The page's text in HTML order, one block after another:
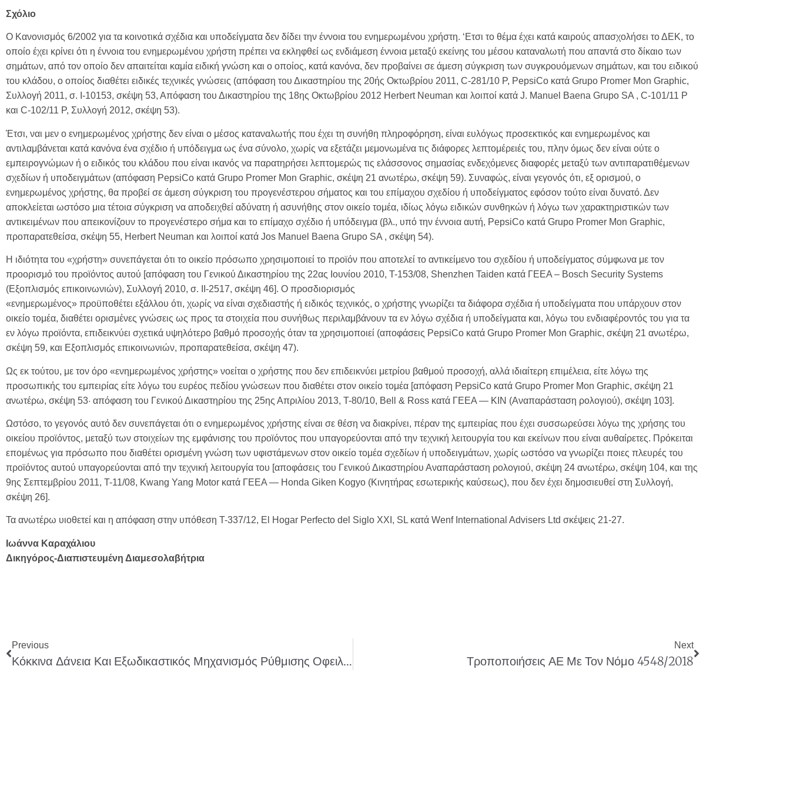
Σχόλιο
Ο Κανονισμός 6/2002 για τα κοινοτικά σχέδια και υποδείγματα δεν δίδει την έννοια του ενημερωμένου χρήστη. ‘Ετσι το θέμα έχει κατά καιρούς απασχολήσει το ΔΕΚ, το
οποίο έχει κρίνει ότι η έννοια του ενημερωμένου χρήστη πρέπει να εκληφθεί ως ενδιάμεση έννοια μεταξύ εκείνης του μέσου καταναλωτή που απαντά στο δίκαιο των
σημάτων, από τον οποίο δεν απαιτείται καμία ειδική γνώση και ο οποίος, κατά κανόνα, δεν προβαίνει σε άμεση σύγκριση των συγκρουόμενων σημάτων, και του ειδικού
του κλάδου, ο οποίος διαθέτει ειδικές τεχνικές γνώσεις (απόφαση του Δικαστηρίου της 20ής Οκτωβρίου 2011, C-281/10 P, PepsiCo κατά Grupo Promer Mon Graphic,
Συλλογή 2011, σ. I-10153, σκέψη 53, Απόφαση του Δικαστηρίου της 18ης Οκτωβρίου 2012 Herbert Neuman και λοιποί κατά J. Manuel Baena Grupo SA , C-101/11 P
και C-102/11 P, Συλλογή 2012, σκέψη 53).
Έτσι, ναι μεν ο ενημερωμένος χρήστης δεν είναι ο μέσος καταναλωτής που έχει τη συνήθη πληροφόρηση, είναι ευλόγως προσεκτικός και ενημερωμένος και
αντιλαμβάνεται κατά κανόνα ένα σχέδιο ή υπόδειγμα ως ένα σύνολο, χωρίς να εξετάζει μεμονωμένα τις διάφορες λεπτομέρειές του, πλην όμως δεν είναι ούτε ο
εμπειρογνώμων ή ο ειδικός του κλάδου που είναι ικανός να παρατηρήσει λεπτομερώς τις ελάσσονος σημασίας ενδεχόμενες διαφορές μεταξύ των αντιπαρατιθέμενων
σχεδίων ή υποδειγμάτων (απόφαση PepsiCo κατά Grupo Promer Mon Graphic, σκέψη 21 ανωτέρω, σκέψη 59). Συναφώς, είναι γεγονός ότι, εξ ορισμού, ο
ενημερωμένος χρήστης, θα προβεί σε άμεση σύγκριση του προγενέστερου σήματος και του επίμαχου σχεδίου ή υποδείγματος εφόσον τούτο είναι δυνατό. Δεν
αποκλείεται ωστόσο μια τέτοια σύγκριση να αποδειχθεί αδύνατη ή ασυνήθης στον οικείο τομέα, ιδίως λόγω ειδικών συνθηκών ή λόγω των χαρακτηριστικών των
αντικειμένων που απεικονίζουν το προγενέστερο σήμα και το επίμαχο σχέδιο ή υπόδειγμα (βλ., υπό την έννοια αυτή, PepsiCo κατά Grupo Promer Mon Graphic,
προπαρατεθείσα, σκέψη 55, Herbert Neuman και λοιποί κατά Jos Manuel Baena Grupo SA , σκέψη 54).
Η ιδιότητα του «χρήστη» συνεπάγεται ότι το οικείο πρόσωπο χρησιμοποιεί το προϊόν που αποτελεί το αντικείμενο του σχεδίου ή υποδείγματος σύμφωνα με τον
προορισμό του προϊόντος αυτού [απόφαση του Γενικού Δικαστηρίου της 22ας Ιουνίου 2010, T-153/08, Shenzhen Taiden κατά ΓΕΕΑ – Bosch Security Systems
(Εξοπλισμός επικοινωνιών), Συλλογή 2010, σ. II-2517, σκέψη 46]. Ο προσδιορισμός
«ενημερωμένος» προϋποθέτει εξάλλου ότι, χωρίς να είναι σχεδιαστής ή ειδικός τεχνικός, ο χρήστης γνωρίζει τα διάφορα σχέδια ή υποδείγματα που υπάρχουν στον
οικείο τομέα, διαθέτει ορισμένες γνώσεις ως προς τα στοιχεία που συνήθως περιλαμβάνουν τα εν λόγω σχέδια ή υποδείγματα και, λόγω του ενδιαφέροντός του για τα
εν λόγω προϊόντα, επιδεικνύει σχετικά υψηλότερο βαθμό προσοχής όταν τα χρησιμοποιεί (αποφάσεις PepsiCo κατά Grupo Promer Mon Graphic, σκέψη 21 ανωτέρω,
σκέψη 59, και Εξοπλισμός επικοινωνιών, προπαρατεθείσα, σκέψη 47).
Ως εκ τούτου, με τον όρο «ενημερωμένος χρήστης» νοείται ο χρήστης που δεν επιδεικνύει μετρίου βαθμού προσοχή, αλλά ιδιαίτερη επιμέλεια, είτε λόγω της
προσωπικής του εμπειρίας είτε λόγω του ευρέος πεδίου γνώσεων που διαθέτει στον οικείο τομέα [απόφαση PepsiCo κατά Grupo Promer Mon Graphic, σκέψη 21
ανωτέρω, σκέψη 53· απόφαση του Γενικού Δικαστηρίου της 25ης Απριλίου 2013, T-80/10, Bell & Ross κατά ΓΕΕΑ — KIN (Αναπαράσταση ρολογιού), σκέψη 103].
Ωστόσο, το γεγονός αυτό δεν συνεπάγεται ότι ο ενημερωμένος χρήστης είναι σε θέση να διακρίνει, πέραν της εμπειρίας που έχει συσσωρεύσει λόγω της χρήσης του
οικείου προϊόντος, μεταξύ των στοιχείων της εμφάνισης του προϊόντος που υπαγορεύονται από την τεχνική λειτουργία του και εκείνων που είναι αυθαίρετες. Πρόκειται
επομένως για πρόσωπο που διαθέτει ορισμένη γνώση των υφιστάμενων στον οικείο τομέα σχεδίων ή υποδειγμάτων, χωρίς ωστόσο να γνωρίζει ποιες πλευρές του
προϊόντος αυτού υπαγορεύονται από την τεχνική λειτουργία του [αποφάσεις του Γενικού Δικαστηρίου Αναπαράσταση ρολογιού, σκέψη 24 ανωτέρω, σκέψη 104, και της
9ης Σεπτεμβρίου 2011, T-11/08, Kwang Yang Motor κατά ΓΕΕΑ — Honda Giken Kogyo (Κινητήρας εσωτερικής καύσεως), που δεν έχει δημοσιευθεί στη Συλλογή,
σκέψη 26].
Τα ανωτέρω υιοθετεί και η απόφαση στην υπόθεση T-337/12, El Hogar Perfecto del Siglo XXI, SL κατά Wenf International Advisers Ltd σκέψεις 21-27.
Ιωάννα Καραχάλιου
Δικηγόρος-Διαπιστευμένη Διαμεσολαβήτρια
Previous
Κόκκινα Δάνεια Και Εξωδικαστικός Μηχανισμός Ρύθμισης Οφειλών
Next
Τροποποιήσεις ΑΕ Με Τον Νόμο 4548/2018